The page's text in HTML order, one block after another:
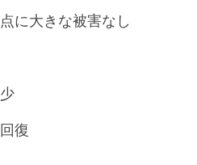
に大きな被害なし
復